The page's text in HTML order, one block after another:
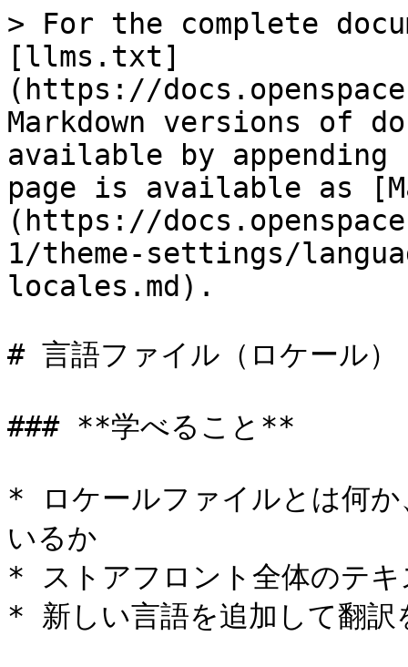
> For the complete
[llms.txt]
(https://
Markdown versions of
available by
page is available as
(https://
1/theme-settings/
locales.md).
# 言語ファイル（ロケール）
### **学べること**
* ロケールファイルとは何
いるか
* ストアフロント全体のテ
* 新しい言語を追加して翻訳